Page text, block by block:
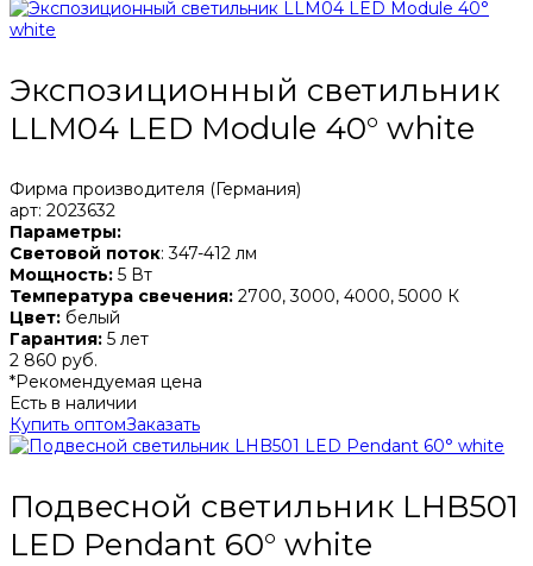
Экспозиционный светильник
LLM04 LED Module 40° white
Фирма производителя (Германия)
арт: 2023632
Параметры:
Световой поток: 347-412 лм
Мощность: 5 Вт
Температура свечения: 2700, 3000, 4000, 5000 К
Цвет: белый
Гарантия: 5 лет
2 860 руб.
*Рекомендуемая цена
Есть в наличии
Купить оптомЗаказать
Подвесной светильник LHB501
LED Pendant 60° white